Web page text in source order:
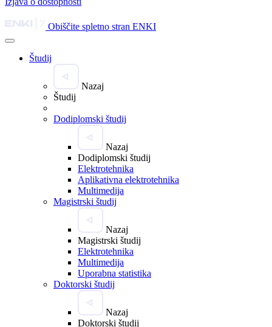
Obiščite spletno stran ENKI
Študij
Nazaj
Študij
Dodiplomski študij
Nazaj
Dodiplomski študij
Elektrotehnika
Aplikativna elektrotehnika
Multimedija
Magistrski študij
Nazaj
Magistrski študij
Elektrotehnika
Multimedija
Uporabna statistika
Doktorski študij
Nazaj
Doktorski študij